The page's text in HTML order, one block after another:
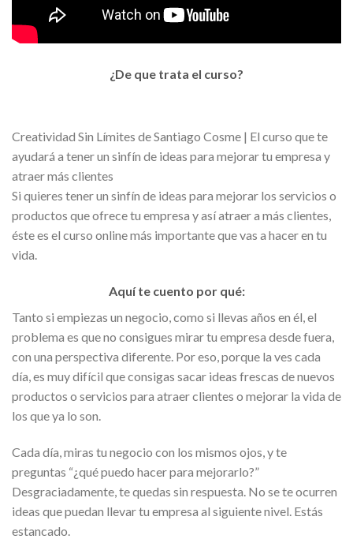
¿De que trata el curso?
Creatividad Sin Límites de Santiago Cosme | El curso que te
ayudará a tener un sinfín de ideas para mejorar tu empresa y
atraer más clientes
Si quieres tener un sinfín de ideas para mejorar los servicios o
productos que ofrece tu empresa y así atraer a más clientes,
éste es el curso online más importante que vas a hacer en tu
vida.
Aquí te cuento por qué:
Tanto si empiezas un negocio, como si llevas años en él, el
problema es que no consigues mirar tu empresa desde fuera,
con una perspectiva diferente. Por eso, porque la ves cada
día, es muy difícil que consigas sacar ideas frescas de nuevos
productos o servicios para atraer clientes o mejorar la vida de
los que ya lo son.
Cada día, miras tu negocio con los mismos ojos, y te
preguntas “¿qué puedo hacer para mejorarlo?”
Desgraciadamente, te quedas sin respuesta. No se te ocurren
ideas que puedan llevar tu empresa al siguiente nivel. Estás
estancado.